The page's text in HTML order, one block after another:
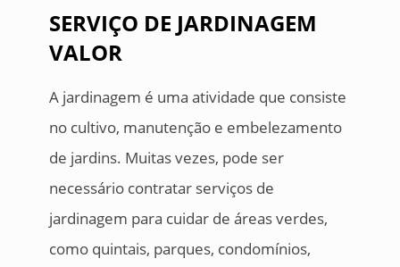
SERVIÇO DE JARDINAGEM
VALOR
A jardinagem é uma atividade que consiste
no cultivo, manutenção e embelezamento
de jardins. Muitas vezes, pode ser
necessário contratar serviços de
jardinagem para cuidar de áreas verdes,
como quintais, parques, condomínios,